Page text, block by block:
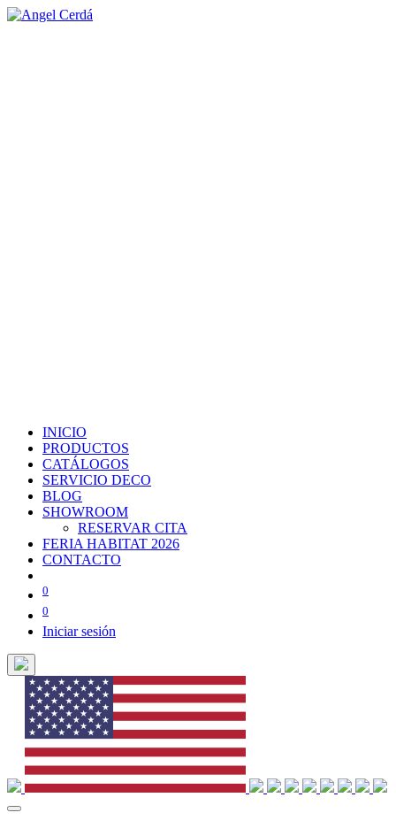
INICIO
PRODUCTOS
CATÁLOGOS
SERVICIO DECO
BLOG
SHOWROOM
RESERVAR CITA
FERIA HABITAT 2026
CONTACTO
0
0
Iniciar sesión